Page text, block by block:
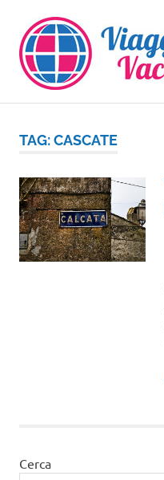
contenuto
TAG:CASCATE
Cerca